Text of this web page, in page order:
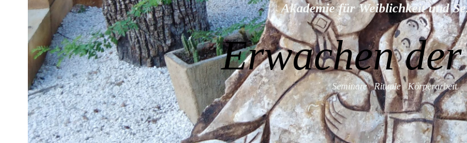
Kaschmir-FlowAkademie für Weiblichkeit und
Erwachen
Seminare Rituale Körperarbeit